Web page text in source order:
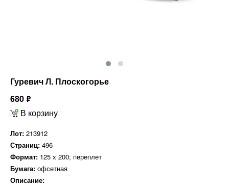
Гуревич Л. Плоскогорье
680 ф
В корзину
Лот: 213912
Страниц: 496
Формат: 125 х 200; переплет
Бумага: офсетная
Описание: